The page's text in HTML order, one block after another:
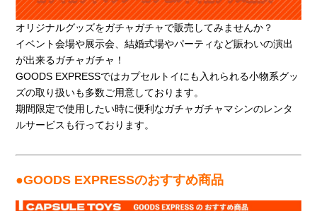
オリジナルグッズをガチャガチャで販売してみませんか？
イベント会場や展示会、結婚式場やパーティなど賑わいの演出
が出来るガチャガチャ！
GOODS EXPRESSではカプセルトイにも入れられる小物系グッ
ズの取り扱いも多数ご用意しております。
期間限定で使用したい時に便利なガチャガチャマシンのレンタ
ルサービスも行っております。
●GOODS EXPRESSのおすすめ商品